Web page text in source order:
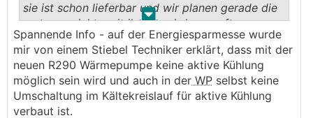
. .
sie ist schon lieferbar und wir planen gerade die
ersten projekte mit ihr. sie wird per software
update aktiv kühlen können. passiv mit einer
externen box von PAW, einber Stiebel tochter, die
relativ preisgünstig ist. halb so teuer wie die Nibe
lösung...
Spannende Info - auf der Energiesparmesse wurde
mir von einem Stiebel Techniker erklärt, dass mit der
neuen R290 Wärmepumpe keine aktive Kühlung
möglich sein wird und auch in der WP selbst keine
Umschaltung im Kältekreislauf für aktive Kühlung
verbaut ist.